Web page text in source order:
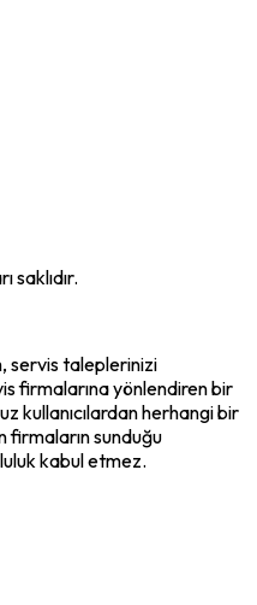
saklıdır.
servis taleplerinizi
firmalarına yönlendiren bir
kullanıcılardan herhangi bir
sunduğu
kabul etmez.